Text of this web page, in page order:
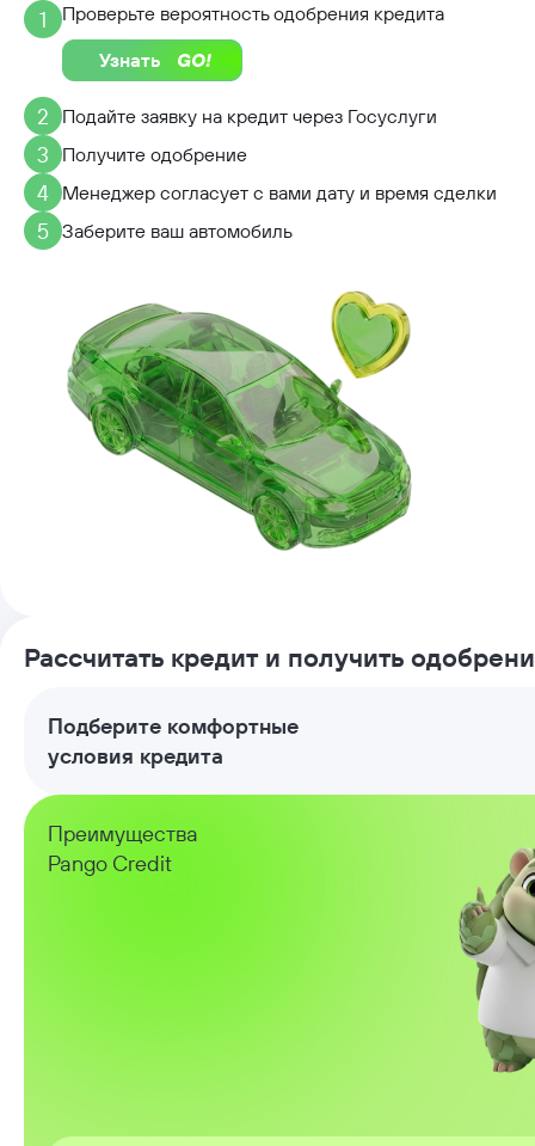
1
Проверьте вероятность одобрения кредита
Узнать
2 Подайте заявку на кредит через Госуслуги
3 Получите одобрение
4 Менеджер согласует с вами дату и время сделки
5 Заберите ваш автомобиль
Рассчитать кредит и получить
Подберите комфортные
условия кредита
Преимущества
Pango Credit